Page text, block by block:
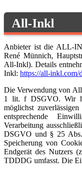
All-Inkl
Anbieter ist die ALL-
René Münnich,
All-Inkl). Details
Inkl: https://all-inkl.com/
Die Verwendung von
1 lit. f DSGVO. Wir
möglichst
entsprechende
Verarbeitung
DSGVO und § 25
Speicherung von
Endgerät des Nutzers
TDDDG umfasst. Die